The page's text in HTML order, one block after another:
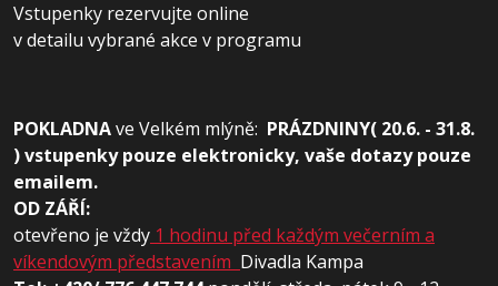
Vstupenky rezervujte online
v detailu vybrané akce v programu
POKLADNAve Velkém mlýně: PRÁZDNINY( 20.6. - 31.8.
) vstupenky pouze elektronicky, vaše dotazy pouze
emailem.
OD ZÁŘÍ:
otevřeno je vždy 1 hodinu před každým večerním a
víkendovým představením Divadla Kampa